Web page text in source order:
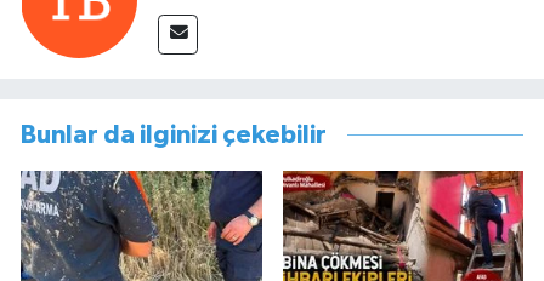
Bunlar da ilginizi çekebilir